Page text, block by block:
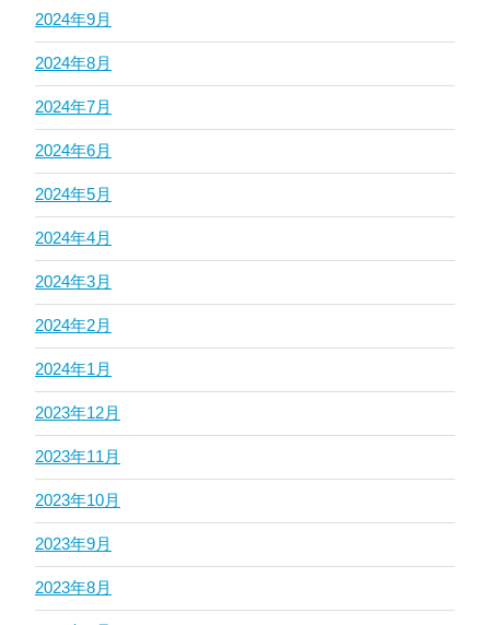
2024年9月
2024年8月
2024年7月
2024年6月
2024年5月
2024年4月
2024年3月
2024年2月
2024年1月
2023年12月
2023年11月
2023年10月
2023年9月
2023年8月